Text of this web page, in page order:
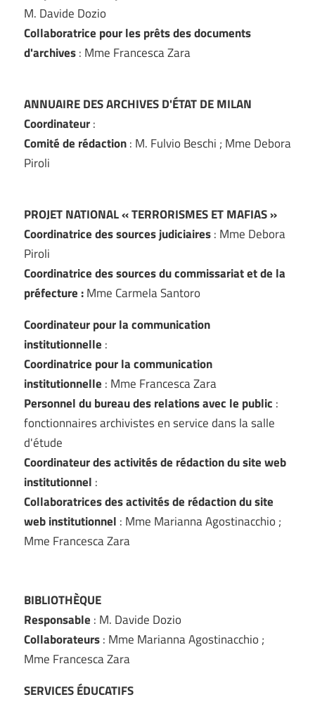
M. Davide Dozio
Collaboratrice pour les prêts des documents
d'archives: Mme Francesca Zara
ANNUAIRE DES ARCHIVES D'ÉTAT DE MILAN
Coordinateur:
Comité de rédaction: M. Fulvio Beschi ; Mme Debora
Piroli
PROJET NATIONAL « TERRORISMES ET MAFIAS »
Coordinatrice des sources judiciaires: Mme Debora
Piroli
Coordinatrice des sources du commissariat et de la
préfecture :Mme Carmela Santoro
Coordinateur pour la communication
institutionnelle :
Coordinatrice pour la communication
institutionnelle : Mme Francesca Zara
Personnel du bureau des relations avec le public :
fonctionnaires archivistes en service dans la salle
d'étude
Coordinateur des activités de rédaction du site web
institutionnel :
Collaboratrices des activités de rédaction du site
web institutionnel : Mme Marianna Agostinacchio ;
Mme Francesca Zara
BIBLIOTHÈQUE
Responsable : M. Davide Dozio
Collaborateurs: Mme Marianna Agostinacchio ;
Mme Francesca Zara
SERVICES ÉDUCATIFS